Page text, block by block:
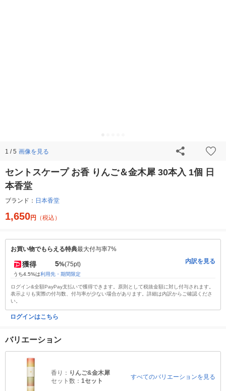
1 / 5 画像を見る
セントスケープ お香 りんご＆金木犀 30本入 1個 日
本香堂
ブランド： 日本香堂
1,650円 （税込）
お買い物でもらえる特典最大付与率7%
獲得 5%(75pt)
うち4.5%は利用先・期間限定
内訳を見る
ログイン&全額PayPay支払いで獲得できます。原則として税抜金額に対し付与されます。
表示よりも実際の付与数、付与率が少ない場合があります。詳細は内訳からご確認くださ
い。
ログインはこちら
バリエーション
香り： りんご&金木犀
セット数： 1セット
すべてのバリエーションを見る